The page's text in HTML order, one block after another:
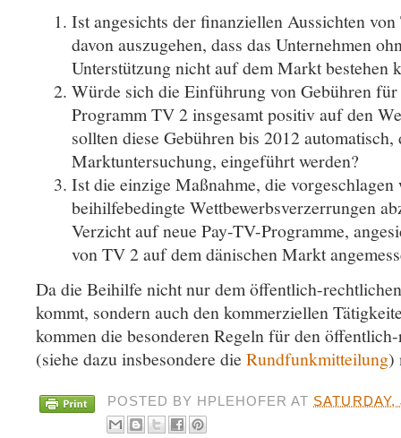
Ist angesichts der finanziellen Aussichten
davon auszugehen, dass das Unternehmen
Unterstützung nicht auf dem Markt bestehen
Würde sich die Einführung von Gebühren
ProgrammTV 2 insgesamt positiv auf den
sollten diese Gebühren bis 2012
Marktuntersuchung, eingeführt werden?
Ist die einzige Maßnahme, die vorgeschlagen
beihilfebedingte Wettbewerbsverzerrungen
Verzicht auf neue Pay-TV-Programme,
von TV 2 auf dem dänischen Markt
Da die Beihilfe nicht nurdem öffentlich-
kommt, sondern auch den kommerziellen
kommen die besonderen Regeln für den
(siehe dazu insbesondere die Rundfunkmitteilung)
POSTED BY HPLEHOFERAT